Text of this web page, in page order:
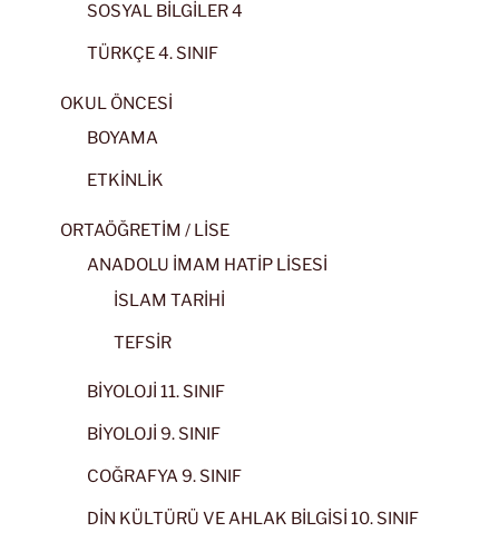
SOSYAL BİLGİLER 4
TÜRKÇE 4. SINIF
OKUL ÖNCESİ
BOYAMA
ETKİNLİK
ORTAÖĞRETİM / LİSE
ANADOLU İMAM HATİP LİSESİ
İSLAM TARİHİ
TEFSİR
BİYOLOJİ 11. SINIF
BİYOLOJİ 9. SINIF
COĞRAFYA 9. SINIF
DİN KÜLTÜRÜ VE AHLAK BİLGİSİ 10. SINIF